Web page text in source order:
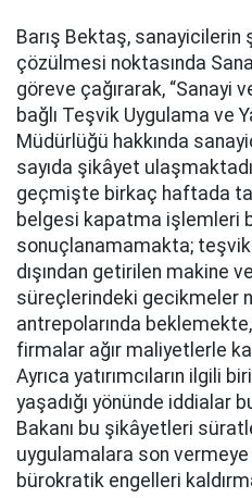
Barış Bektaş, sanayicilerin
çözülmesi noktasında
göreve çağırarak, “Sanayi
bağlı Teşvik Uygulama ve
Müdürlüğü hakkında
sayıda şikâyet
geçmişte birkaç haftada
belgesi kapatma işlemleri
sonuçlanamamakta;
dışından getirilen makine
süreçlerindeki gecikmeler
antrepolarında
firmalar ağır maliyetlerle
Ayrıca yatırımcıların ilgili
yaşadığı yönünde iddialar
Bakanı bu şikâyetleri
uygulamalara son vermeye
bürokratik engelleri